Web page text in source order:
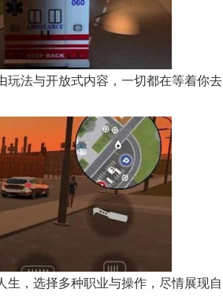
玩法与开放式内容，一切都在等着你去
生，选择多种职业与操作，尽情展现自